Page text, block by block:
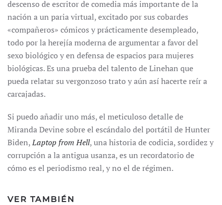
descenso de escritor de comedia más importante de la
nación a un paria virtual, excitado por sus cobardes
«compañeros» cómicos y prácticamente desempleado,
todo por la herejía moderna de argumentar a favor del
sexo biológico y en defensa de espacios para mujeres
biológicas. Es una prueba del talento de Linehan que
pueda relatar su vergonzoso trato y aún así hacerte reír a
carcajadas.
Si puedo añadir uno más, el meticuloso detalle de
Miranda Devine sobre el escándalo del portátil de Hunter
Biden,Laptop from Hell, una historia de codicia, sordidez y
corrupción a la antigua usanza, es un recordatorio de
cómo es el periodismo real, y no el de régimen.
VER TAMBIÉN